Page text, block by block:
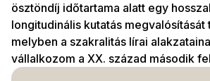
ösztöndíj időtartama alatt egy
longitudinális kutatás megvalósítását
melyben a szakralitás lírai
vállalkozom a XX. század második